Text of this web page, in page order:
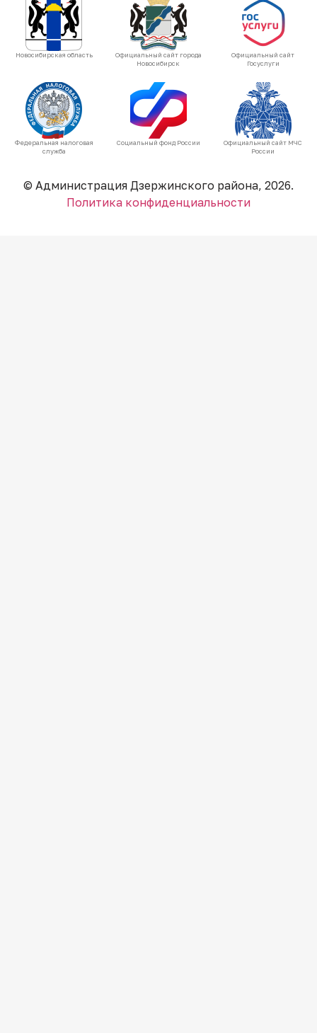
Новосибирская область
Официальный сайт города
Новосибирск
Официальный сайт
Госуслуги
Федеральная налоговая
служба
Социальный фонд России
Официальный сайт МЧС
России
© Администрация Дзержинского района, 2026.
Политика конфиденциальности